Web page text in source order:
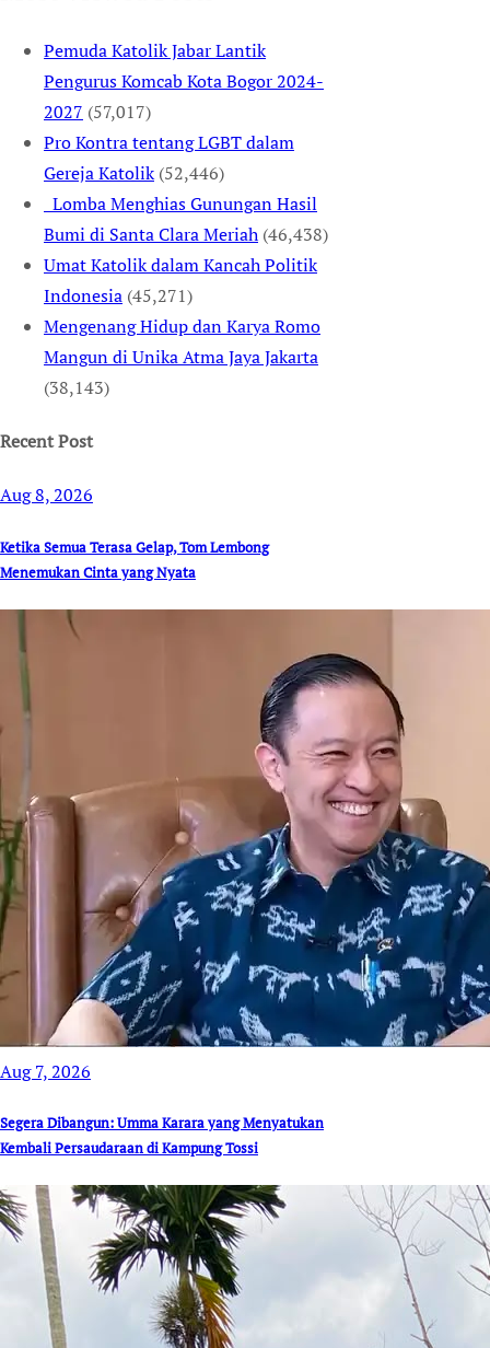
Pemuda Katolik Jabar Lantik
Pengurus Komcab Kota Bogor 2024-
2027 (57,017)
Pro Kontra tentang LGBT dalam
Gereja Katolik (52,446)
Lomba Menghias Gunungan Hasil
Bumi di Santa Clara Meriah (46,438)
Umat Katolik dalam Kancah Politik
Indonesia (45,271)
Mengenang Hidup dan Karya Romo
Mangun di Unika Atma Jaya Jakarta
(38,143)
Recent Post
Aug 8, 2026
Ketika Semua Terasa Gelap, Tom Lembong
Menemukan Cinta yang Nyata
Aug 7, 2026
Segera Dibangun: Umma Karara yang Menyatukan
Kembali Persaudaraan di Kampung Tossi